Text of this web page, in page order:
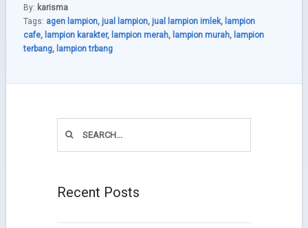
By: karisma
Tags: agen lampion, jual lampion, jual lampion imlek, lampion
cafe, lampion karakter, lampion merah, lampion murah, lampion
terbang, lampion trbang
Recent Posts